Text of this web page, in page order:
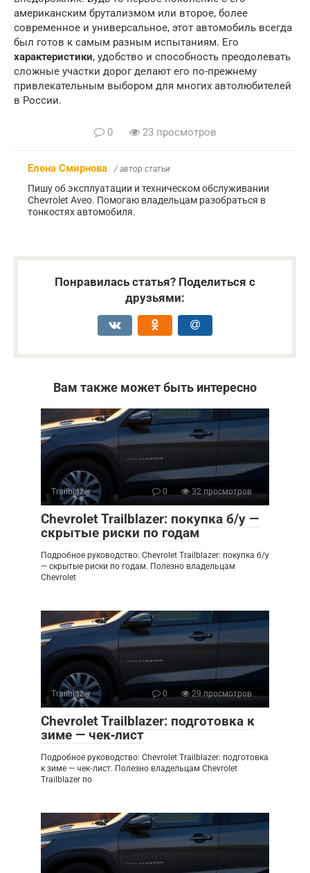
американским брутализмом или второе, более
современное и универсальное, этот автомобиль всегда
был готов к самым разным испытаниям. Его
характеристики, удобство и способность преодолевать
сложные участки дорог делают его по-прежнему
привлекательным выбором для многих автолюбителей
в России.
0 23 просмотров
Елена Смирнова / автор статьи
Пишу об эксплуатации и техническом обслуживании
Chevrolet Aveo. Помогаю владельцам разобраться в
тонкостях автомобиля.
Понравилась статья? Поделиться с
друзьями:
Вам также может быть интересно
Trailblazer 0 32 просмотров
Chevrolet Trailblazer: покупка б/у —
скрытые риски по годам
Подробное руководство: Chevrolet Trailblazer: покупка б/у
— скрытые риски по годам. Полезно владельцам
Chevrolet
Trailblazer 0 29 просмотров
Chevrolet Trailblazer: подготовка к
зиме — чек‑лист
Подробное руководство: Chevrolet Trailblazer: подготовка
к зиме — чек‑лист. Полезно владельцам Chevrolet
Trailblazer по